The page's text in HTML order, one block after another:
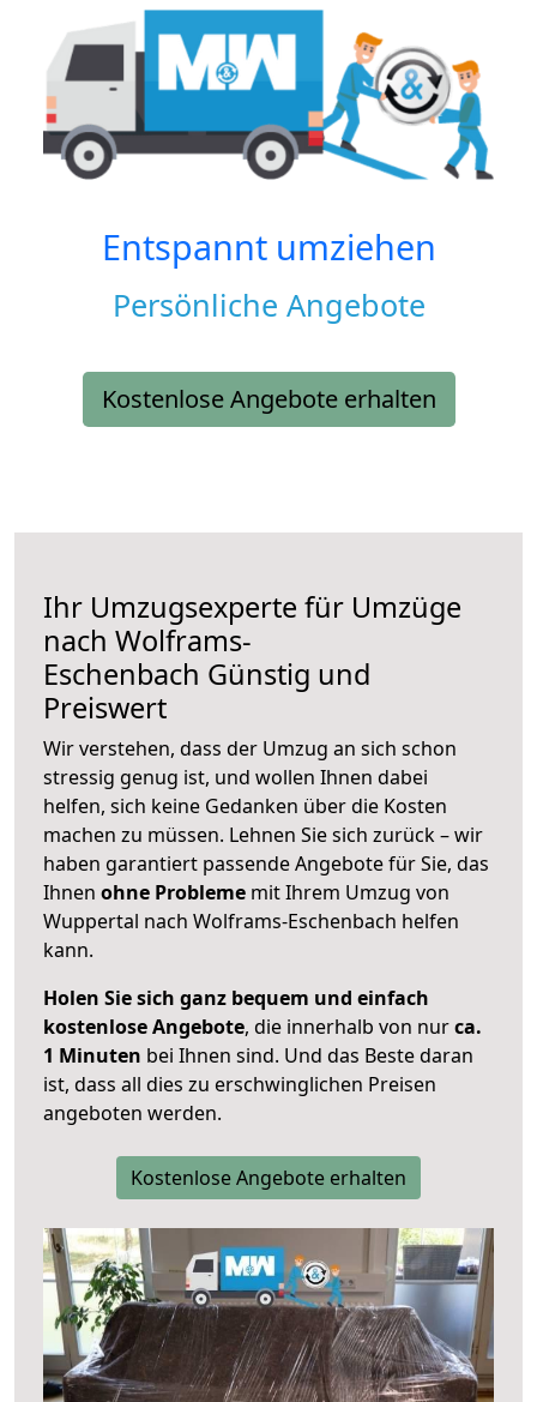
Entspannt umziehen
Persönliche Angebote
Kostenlose Angebote erhalten
Ihr Umzugsexperte für Umzüge
nach Wolframs-
Eschenbach Günstig und
Preiswert
Wir verstehen, dass der Umzug an sich schon
stressig genug ist, und wollen Ihnen dabei
helfen, sich keine Gedanken über die Kosten
machen zu müssen. Lehnen Sie sich zurück – wir
haben garantiert passende Angebote für Sie, das
Ihnen ohne Probleme mit Ihrem Umzug von
Wuppertal nach Wolframs-Eschenbach helfen
kann.
Holen Sie sich ganz bequem und einfach
kostenlose Angebote, die innerhalb von nurca.
1 Minuten bei Ihnen sind. Und das Beste daran
ist, dass all dies zu erschwinglichen Preisen
angeboten werden.
Kostenlose Angebote erhalten